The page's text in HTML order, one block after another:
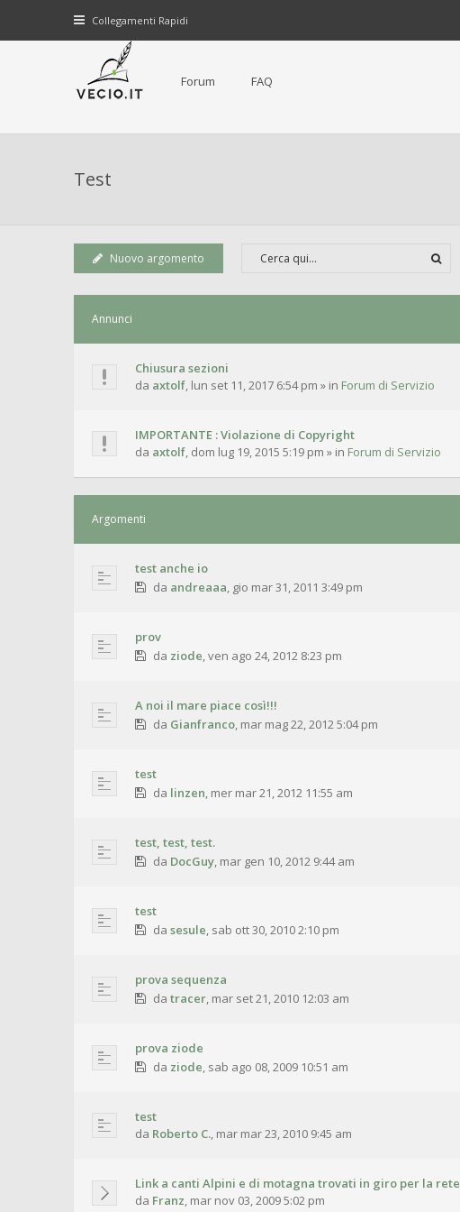
Collegamenti Rapidi
Forum FAQ
Test
Nuovo argomento
Annunci
Chiusura sezioni
da axtolf, lun set 11, 2017 6:54 pm » in Forum di Servizio
IMPORTANTE : Violazione di Copyright
da axtolf, dom lug 19, 2015 5:19 pm » in Forum di Servizio
Argomenti
test anche io
da andreaaa, gio mar 31, 2011 3:49 pm
prov
da ziode,ven ago 24, 2012 8:23 pm
A noi il mare piace così!!!
da Gianfranco, mar mag 22, 2012 5:04 pm
test
da linzen, mer mar 21, 2012 11:55 am
test, test, test.
da DocGuy, mar gen 10, 2012 9:44 am
test
da sesule, sab ott 30, 2010 2:10 pm
prova sequenza
da tracer, mar set 21, 2010 12:03 am
prova ziode
da ziode, sab ago 08, 2009 10:51 am
test
da Roberto C., mar mar 23, 2010 9:45 am
Link a canti Alpini e di motagna trovati in giro per la rete
da Franz, mar nov 03, 2009 5:02 pm